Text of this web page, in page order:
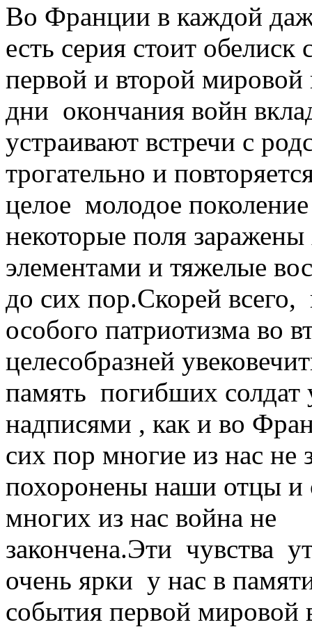
Во Франции в каждой
есть серия стоит
первой и второй мировой
дни окончания войн
устраивают встречи с
трогательно и
целое молодое
некоторые поля
элементами и тяжелые
до сих пор.Скорей
особого патриотизма во
целесобразней
память погибших солдат
надписями , как и во
сих пор многие из нас не
похоронены наши отцы и
многих из нас война не
закончена.Эти чувства
очень ярки у нас в
события первой мировой